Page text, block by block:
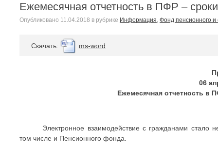
Ежемесячная отчетность в ПФР –
Опубликовано 11.04.2018 в рубрике Информация, Фонд пенсионного
Cкачать: ms-word
06
Ежемесячная отчетность в
Электронное взаимодействие с гражданами стало
том числе и Пенсионного фонда.